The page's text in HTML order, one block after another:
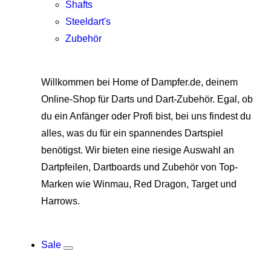
Shafts
Steeldart's
Zubehör
Willkommen bei Home of Dampfer.de, deinem
Online-Shop für Darts und Dart-Zubehör. Egal, ob
du ein Anfänger oder Profi bist, bei uns findest du
alles, was du für ein spannendes Dartspiel
benötigst. Wir bieten eine riesige Auswahl an
Dartpfeilen, Dartboards und Zubehör von Top-
Marken wie Winmau, Red Dragon, Target und
Harrows.
Sale